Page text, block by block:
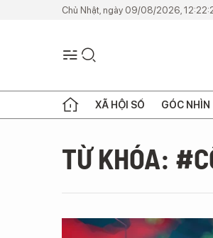
Chủ Nhật, ngày 09/08/2026,
XÃ HỘI SỐ GÓC NHÌN
TỪ KHÓA: